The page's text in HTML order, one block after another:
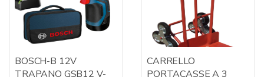
BOSCH-B 12V
TRAPANO GSB12 V-
CARRELLO
PORTACASSE A 3